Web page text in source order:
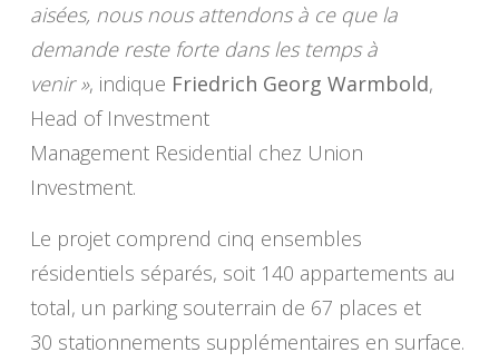
aisées, nous nous attendons à ce que la
demande reste forte dans les temps à
venir », indique Friedrich Georg Warmbold,
Head of Investment
Management Residential chez Union
Investment.
Le projet comprend cinq ensembles
résidentiels séparés, soit 140 appartements au
total, un parking souterrain de 67 places et
30 stationnements supplémentaires en surface.